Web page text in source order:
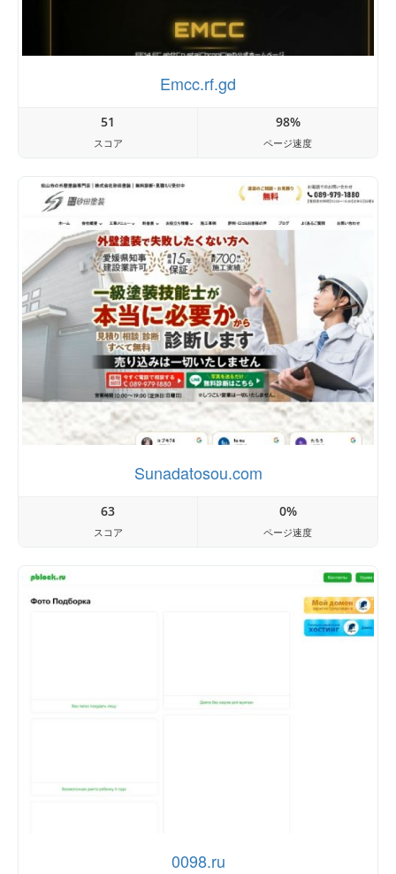
Emcc.rf.gd
51
スコア
98%
ページ速度
Sunadatosou.com
63
スコア
0%
ページ速度
0098.ru